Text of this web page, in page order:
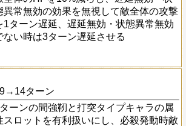
異常無効の効果を無視して敵全体の攻撃
1ターン遅延、遅延無効・状態異常無効
ない時は3ターン遅延させる
ターン
ーンの間強靭と打突タイプキャラの属
スロットを有利扱いにし、必殺発動時敵